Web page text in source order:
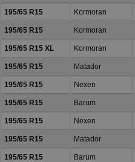
195/65 R15 Kormoran
195/65 R15 Kormoran
195/65 R15 XL Kormoran
195/65 R15 Matador
195/65 R15 Nexen
195/65 R15 Barum
195/65 R15 Nexen
195/65 R15 Matador
195/65 R15 Barum